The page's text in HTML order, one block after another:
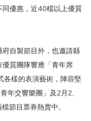
同優惠，近40檔以上優質
自製節目外，也邀請縣
質團隊響應「青年席
各樣的表演藝術，陣容堅
年交響樂團」及2月2、
節目票券熱賣中。